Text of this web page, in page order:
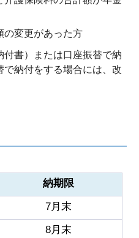
の変更があった方
書）または口座振替で納
納付をする場合には、改
納期限
7月末
8月末